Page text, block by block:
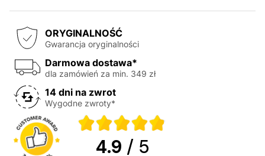
ORYGINALNOŚĆ
Gwarancja oryginalności
Darmowa dostawa*
dla zamówień za min. 349 zł
14 dni na zwrot
Wygodne zwroty*
4.9 / 5